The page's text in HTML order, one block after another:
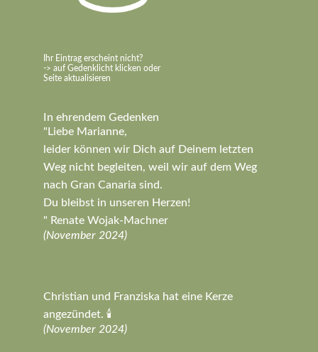
Ihr Eintrag erscheint nicht?
-> auf Gedenklicht klicken oder
Seite aktualisieren
In ehrendem Gedenken
"Liebe Marianne,
leider können wir Dich auf Deinem letzten
Weg nicht begleiten, weil wir auf dem Weg
nach Gran Canaria sind.
Du bleibst in unseren Herzen!
" Renate Wojak-Machner
(November 2024)
Christian und Franziska hat eine Kerze
angezündet. 🕯️
(November 2024)